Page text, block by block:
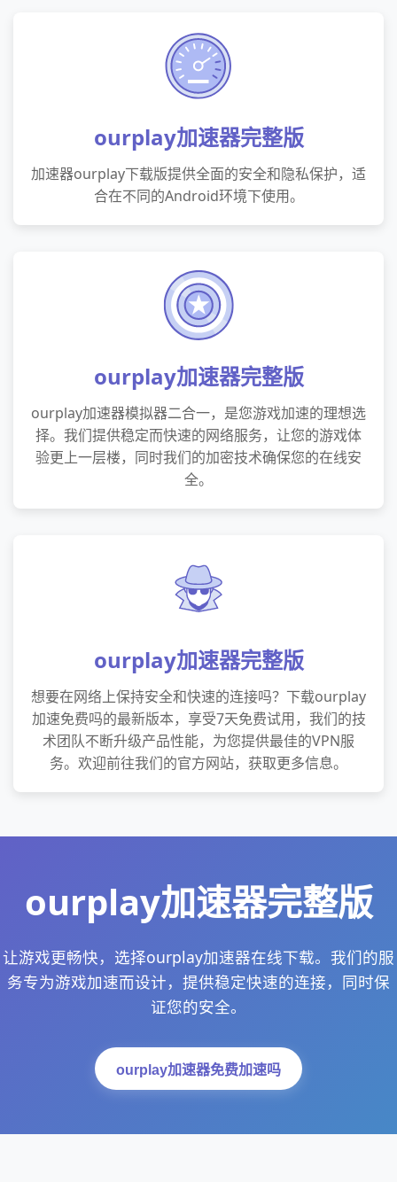
ourplay加速器完整版
加速器ourplay下载版提供全面的安全和隐私保护，适
合在不同的Android环境下使用。
ourplay加速器完整版
ourplay加速器模拟器二合一，是您游戏加速的理想选
择。我们提供稳定而快速的网络服务，让您的游戏体
验更上一层楼，同时我们的加密技术确保您的在线安
全。
ourplay加速器完整版
想要在网络上保持安全和快速的连接吗？下载ourplay
加速免费吗的最新版本，享受7天免费试用，我们的技
术团队不断升级产品性能，为您提供最佳的VPN服
务。欢迎前往我们的官方网站，获取更多信息。
ourplay加速器完整版
让游戏更畅快，选择ourplay加速器在线下载。我们的服
务专为游戏加速而设计，提供稳定快速的连接，同时保
证您的安全。
ourplay加速器免费加速吗